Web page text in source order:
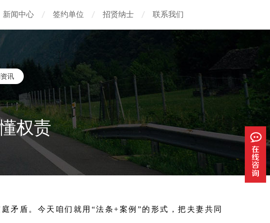
新闻中心 签约单位 招贤纳士 联系我们
讯
权责
矛盾。今天咱们就用“法条+案例”的形式，把夫妻共同